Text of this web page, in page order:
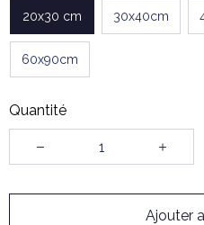
20x30 cm 30x40cm
60x90cm
Quantité
Ajouter